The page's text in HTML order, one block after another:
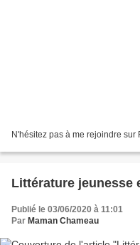
N'hésitez pas à me rejoindre sur
Littérature jeunesse
Publié le 03/06/2020 à 11:01
Par Maman Chameau